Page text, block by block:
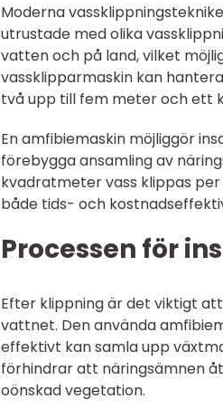
Moderna
utrustade med olika
vatten och på land, vilket
vassklipparmaskin kan
två upp till fem meter och ett
En amfibiemaskin möjliggör
förebygga ansamling av
kvadratmeter vass klippas
både tids- och
Processen för
Efter klippning är det viktigt
vattnet. Den använda
effektivt kan samla upp
förhindrar att näringsämnen
oönskad vegetation.